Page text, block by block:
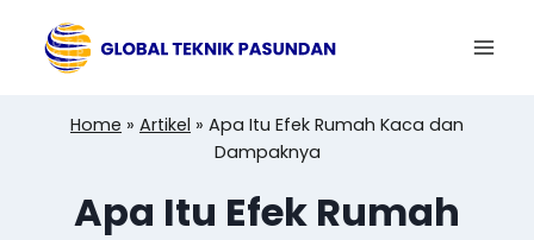
content
Home » Artikel » Apa Itu Efek Rumah Kaca dan
Dampaknya
Apa Itu Efek Rumah